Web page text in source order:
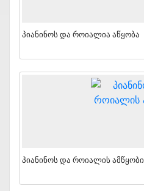
Პიანინოს Და Როიალია Აწყობა
Პიანინოს Და Როიალის Ამწყობი